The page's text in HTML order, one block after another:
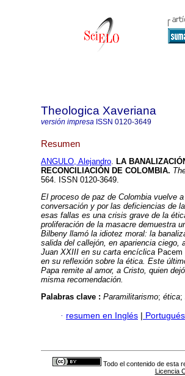
Theologica Xaveriana
versión impresa ISSN 0120-3649
Resumen
ANGULO, Alejandro. LA
RECONCILIACIÓN DE COLOMBIA.
564. ISSN 0120-3649.
El proceso de paz de Colombia vuelve
conversación y por las deficiencias de
esas fallas es una crisis grave de la
proliferación de la masacre demuestra
Bilbeny llamó la idiotez moral: la
salida del callejón, en apariencia ciego,
Juan XXIII en su carta encíclica Pacem
en su reflexión sobre la ética. Este
Papa remite al amor, a Cristo, quien
misma recomendación.
Palabras clave : Paramilitarismo; ética;
· resumen en Inglés | Portugués
Todo el contenido de esta
Licencia